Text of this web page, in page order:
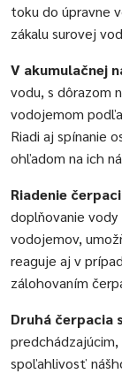
toku do úpravne
zákalu surovej
V akumulačnej
vodu, s dôrazom
vodojemom
Riadi aj spínanie
ohľadom na ich
Riadenie
doplňovanie
vodojemov,
reaguje aj v
zálohovaním
Druhá čerpacia
spoľahlivosť